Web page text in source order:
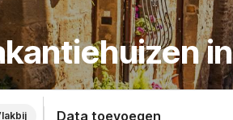
Data toevoegen